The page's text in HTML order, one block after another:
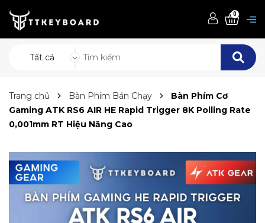
Tất cả
0
Trang chủ Bàn Phím Bán Chạy
Bàn Phím Cơ
Gaming ATK RS6 AIR HE Rapid Trigger 8K Polling Rate
0,001mm RT Hiệu Năng Cao